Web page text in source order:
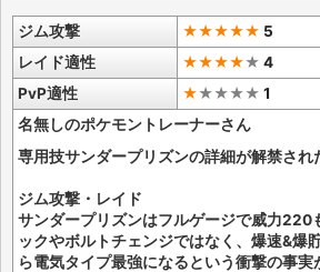
ジム攻撃 ★★★★★ 5
レイド適性
★★★★★ 4
PvP適性
★★★★★ 1
名無しのポケモントレーナーさん
専用技サンダープリズンの詳細が解禁され
ジム攻撃・レイド
サンダープリズンはフルゲージで威力220
ックやボルトチェンジではなく、爆速&爆
ら電気タイプ最強になるという衝撃の事